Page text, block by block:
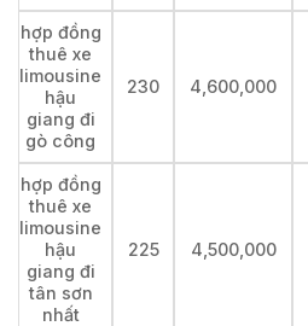
hợp đồng
thuê xe
limousine
hậu
giang đi
gò công
230 4,600,000
hợp đồng
thuê xe
limousine
hậu
giang đi
tân sơn
nhất
225 4,500,000